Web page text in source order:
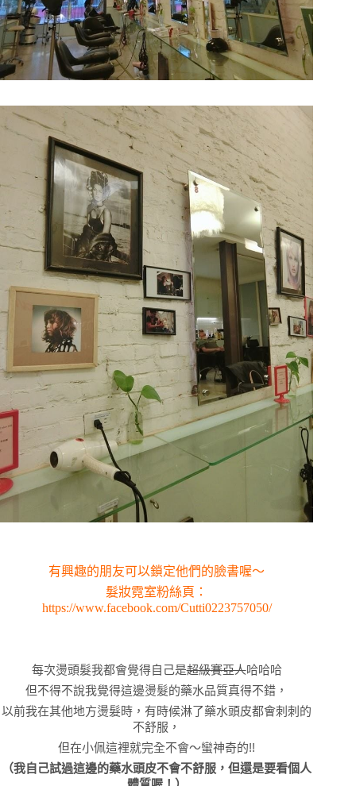
有興趣的朋友可以鎖定他們的臉書喔～
髮妝霓室粉絲頁：
https://www.facebook.com/Cutti0223757050/
每次燙頭髮我都會覺得自己是超級賽亞人哈哈哈
但不得不說我覺得這邊燙髮的藥水品質真得不錯，
以前我在其他地方燙髮時，有時候淋了藥水頭皮都會刺刺的
不舒服，
但在小佩這裡就完全不會～蠻神奇的!!
（我自己試過這邊的藥水頭皮不會不舒服，但還是要看個人